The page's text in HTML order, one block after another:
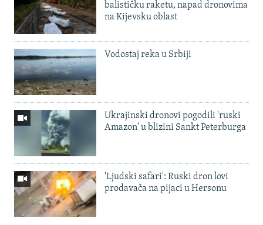
balističku raketu, napad dronovima
na Kijevsku oblast
Vodostaj reka u Srbiji
Ukrajinski dronovi pogodili 'ruski
Amazon' u blizini Sankt Peterburga
'Ljudski safari': Ruski dron lovi
prodavača na pijaci u Hersonu